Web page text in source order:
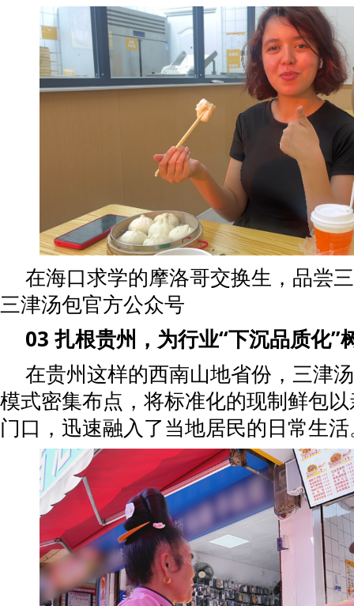
在海口求学的摩洛哥交换生，品尝
三津汤包官方公众号
03 扎根贵州，为行业“下沉品质化”
在贵州这样的西南山地省份，三津
模式密集布点，将标准化的现制鲜包
门口，迅速融入了当地居民的日常生